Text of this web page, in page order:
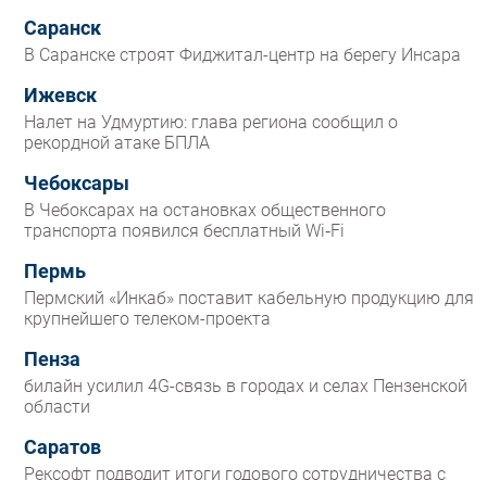
Саранск
В Саранске строят Фиджитал-центр на берегу Инсара
Ижевск
Налет на Удмуртию: глава региона сообщил о
рекордной атаке БПЛА
Чебоксары
В Чебоксарах на остановках общественного
транспорта появился бесплатный Wi‑Fi
Пермь
Пермский «Инкаб» поставит кабельную продукцию для
крупнейшего телеком-проекта
Пенза
билайн усилил 4G-связь в городах и селах Пензенской
области
Саратов
Рексофт подводит итоги годового сотрудничества с